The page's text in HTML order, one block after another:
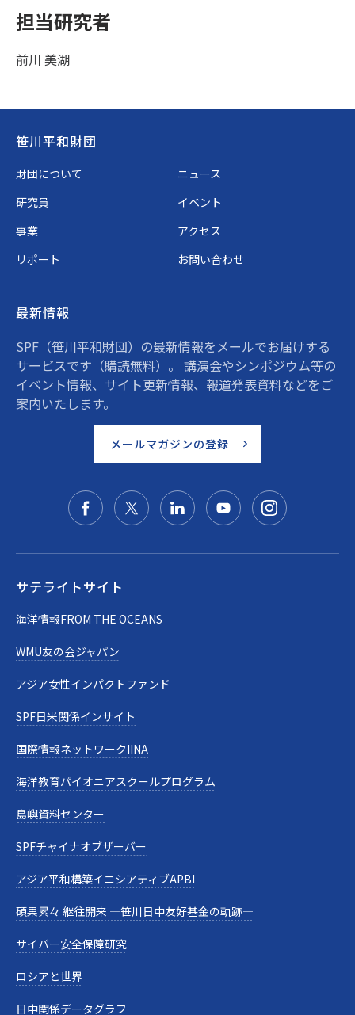
担当研究者
前川 美湖
Footer
笹川平和財団
財団について
ニュース
研究員
イベント
事業
アクセス
リポート
お問い合わせ
最新情報
SPF（笹川平和財団）の最新情報をメールでお届けする
サービスです（購読無料）。 講演会やシンポジウム等の
イベント情報、サイト更新情報、報道発表資料などをご
案内いたします。
メールマガジンの登録
サテライトサイト
海洋情報FROM THE OCEANS
WMU友の会ジャパン
アジア女性インパクトファンド
SPF日米関係インサイト
国際情報ネットワークIINA
海洋教育パイオニアスクールプログラム
島嶼資料センター
SPFチャイナオブザーバー
アジア平和構築イニシアティブAPBI
碩果累々 継往開来 —笹川日中友好基金の軌跡—
サイバー安全保障研究
ロシアと世界
日中関係データグラフ